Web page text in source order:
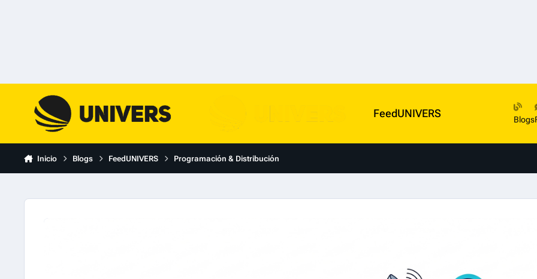
FeedUNIVERS Blogs
Inicio Blogs FeedUNIVERS Programación & Distribución